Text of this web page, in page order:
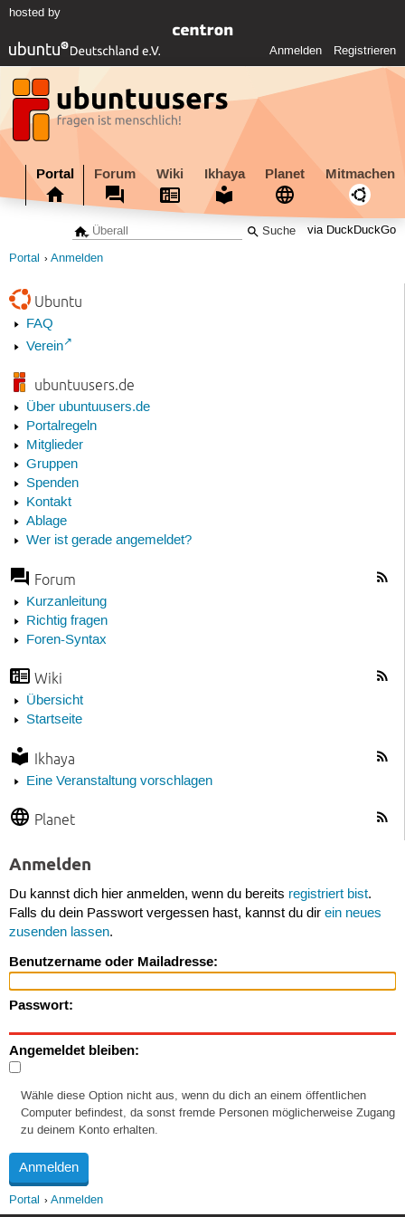
hosted by
Anmelden Registrieren
Portal Forum Wiki Ikhaya Planet Mitmachen
via DuckDuckGo
Portal Anmelden
Ubuntu
FAQ
Verein
ubuntuusers.de
Über ubuntuusers.de
Portalregeln
Mitglieder
Gruppen
Spenden
Kontakt
Ablage
Wer ist gerade angemeldet?
Forum
Kurzanleitung
Richtig fragen
Foren-Syntax
Wiki
Übersicht
Startseite
Ikhaya
Eine Veranstaltung vorschlagen
Planet
Anmelden
Du kannst dich hier anmelden, wenn du bereits registriert bist.
Falls du dein Passwort vergessen hast, kannst du dir ein neues
zusenden lassen.
Benutzername oder Mailadresse:
Passwort:
Angemeldet bleiben:
Wähle diese Option nicht aus, wenn du dich an einem öffentlichen
Computer befindest, da sonst fremde Personen möglicherweise Zugang
zu deinem Konto erhalten.
Portal Anmelden